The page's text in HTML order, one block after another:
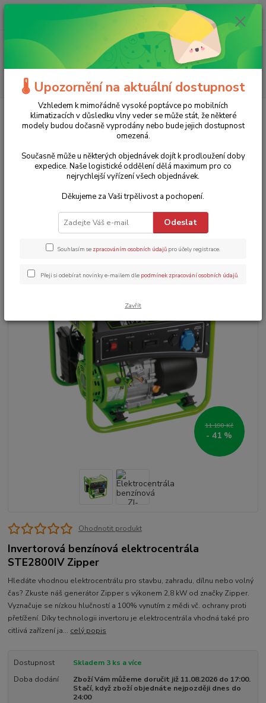
(Po-Ne, 8-20 hod.)
ks
0 Kč
Stavební nářadí Elektrocentrály
Elektrocentrála benzínová ZI-
STE2800IV Zipper - 2,8 kW, 1x230V
Elektrocentrála benzínová ZI-
STE2800IV Zipper - 2,8 kW,
11 190 Kč
- 41 %
Ohodnotit produkt
Invertorová benzínová elektrocentrála
STE2800IV Zipper
Hledáte vhodnou elektrocentrálu pro stavbu, zahradu, dílnu nebo volný
čas? Zkuste náš generátor Zipper s výkonem 2,8 kW od značky Zipper.
Vyznačuje se nízkou hlučností a 100% vynutím z mědi vč. ochrany proti
přetížení. Díky technologii invertoru je elektrocentrála vhodná také pro
citlivá zařízení ja... celý popis
Dostupnost
Skladem 3 ks a více
Doba dodání
Zboží Vám můžeme doručit již 11.08.2026 do 17:00.
Stačí, když zboží objednáte nejpozději dnes do
24:00
🌡️ Upozornění na aktuální dostupnost
Vzhledem k mimořádně vysoké poptávce po mobilních
klimatizacích v důsledku vlny veder se může stát, že některé
modely budou dočasně vyprodány nebo bude jejich dostupnost
omezená.
Současně může u některých objednávek dojít k prodloužení doby
expedice. Naše logistické oddělení dělá maximum pro co
nejrychlejší vyřízení všech objednávek.
Děkujeme za Vaši trpělivost a pochopení.
Odeslat
Souhlasím se zpracováním osobních údajů pro účely registrace.
Přeji si odebírat novinky e-mailem dle podmínek zpracování osobních údajů
Zavřít